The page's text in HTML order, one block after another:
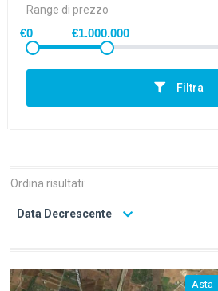
Range di prezzo
€0 €1.000.000
Filtra
Ordina risultati:
Data Decrescente
Asta